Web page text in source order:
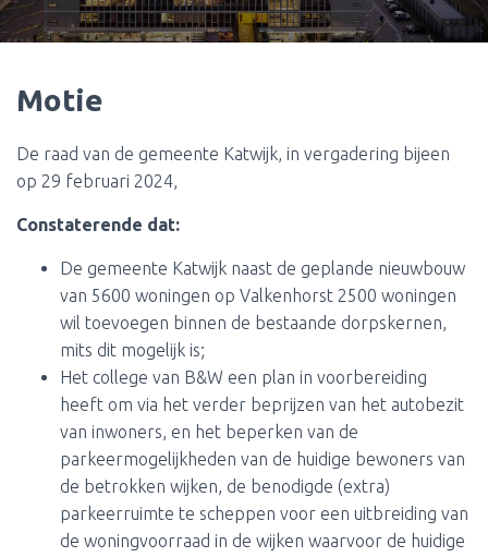
A
Motie
De raad van de gemeente Katwijk, in vergadering bijeen
op 29 februari 2024,
Constaterende dat:
De gemeente Katwijk naast de geplande nieuwbouw
van 5600 woningen op Valkenhorst 2500 woningen
wil toevoegen binnen de bestaande dorpskernen,
mits dit mogelijk is;
Het college van B&W een plan in voorbereiding
heeft om via het verder beprijzen van het autobezit
van inwoners, en het beperken van de
parkeermogelijkheden van de huidige bewoners van
de betrokken wijken, de benodigde (extra)
parkeerruimte te scheppen voor een uitbreiding van
de woningvoorraad in de wijken waarvoor de huidige